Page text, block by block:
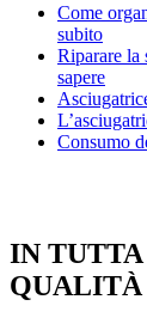
Come
subito
Riparare la
sapere
Consumo
IN
QUALITÀ